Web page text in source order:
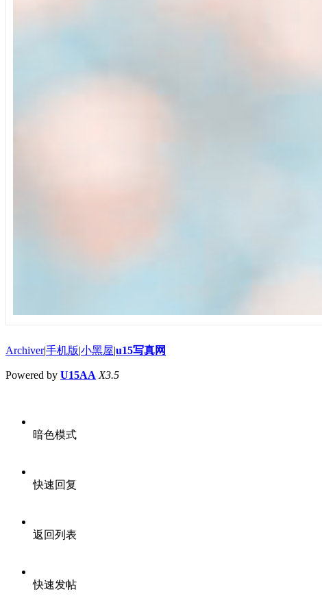
Archiver|手机版|小黑屋|u15写真网
Powered by U15AA X3.5
暗色模式
快速回复
返回列表
快速发帖